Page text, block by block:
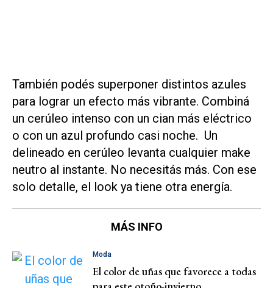
También podés superponer distintos azules
para lograr un efecto más vibrante. Combiná
un cerúleo intenso con un cian más eléctrico
o con un azul profundo casi noche. Un
delineado en cerúleo levanta cualquier make
neutro al instante. No necesitás más. Con ese
solo detalle, el look ya tiene otra energía.
MÁS INFO
Moda
El color de uñas que favorece a todas